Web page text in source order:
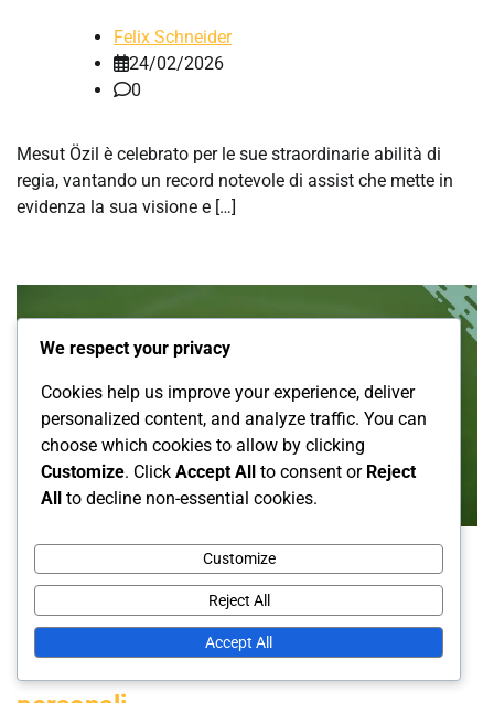
Felix Schneider
24/02/2026
0
Mesut Özil è celebrato per le sue straordinarie abilità di
regia, vantando un record notevole di assist che mette in
evidenza la sua visione e […]
Punti salienti della carriera dei calciatori
Marco Reus: Successi con il club,
Prestazioni internazionali, Sfide
We respect your privacy
Cookies help us improve your experience, deliver
personalized content, and analyze traffic. You can
choose which cookies to allow by clicking
Customize. Click Accept All to consent or Reject
All to decline non-essential cookies.
Customize
Reject All
Accept All